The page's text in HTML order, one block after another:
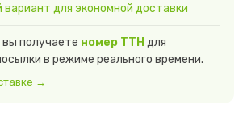
вариант для экономной доставки
вы получаете номер ТТН для
в режиме реального времени.
→